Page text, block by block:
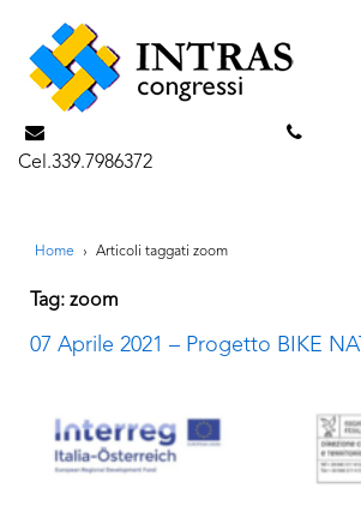
Cel.339.7986372
Home › Articoli taggati zoom
Tag: zoom
07 Aprile 2021 – Progetto BIKE NAT